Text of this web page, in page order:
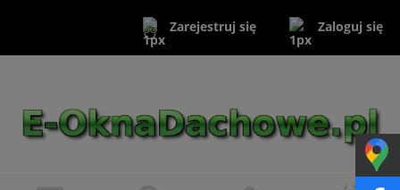
Zarejestruj się Zaloguj się